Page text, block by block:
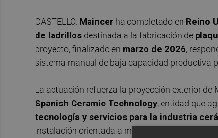
CASTELLÓ. Maincer ha completado en Reino
de ladrillos destinada a la fabricación de
proyecto, finalizado en marzo de 2026,
sistema manual de baja capacidad productiva
La actuación refuerza la proyección exterior
Spanish Ceramic Technology, entidad que
tecnología y servicios para la industria
instalación orientada a mejorar el rendimiento